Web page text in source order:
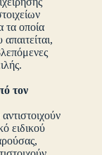
τα οποία
τον
ειδικού